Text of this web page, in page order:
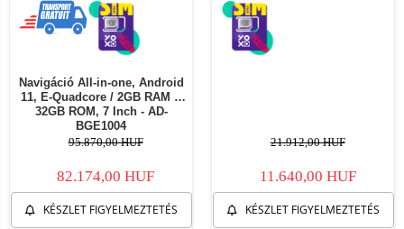
Navigáció All-in-one, Android
11, E-Quadcore / 2GB RAM +
32GB ROM, 7 Inch - AD-
BGE1004
95.870,00 HUF
82.174,00 HUF
KÉSZLET FIGYELMEZTETÉS
21.912,00 HUF
11.640,00 HUF
KÉSZLET FIGYELMEZTETÉS